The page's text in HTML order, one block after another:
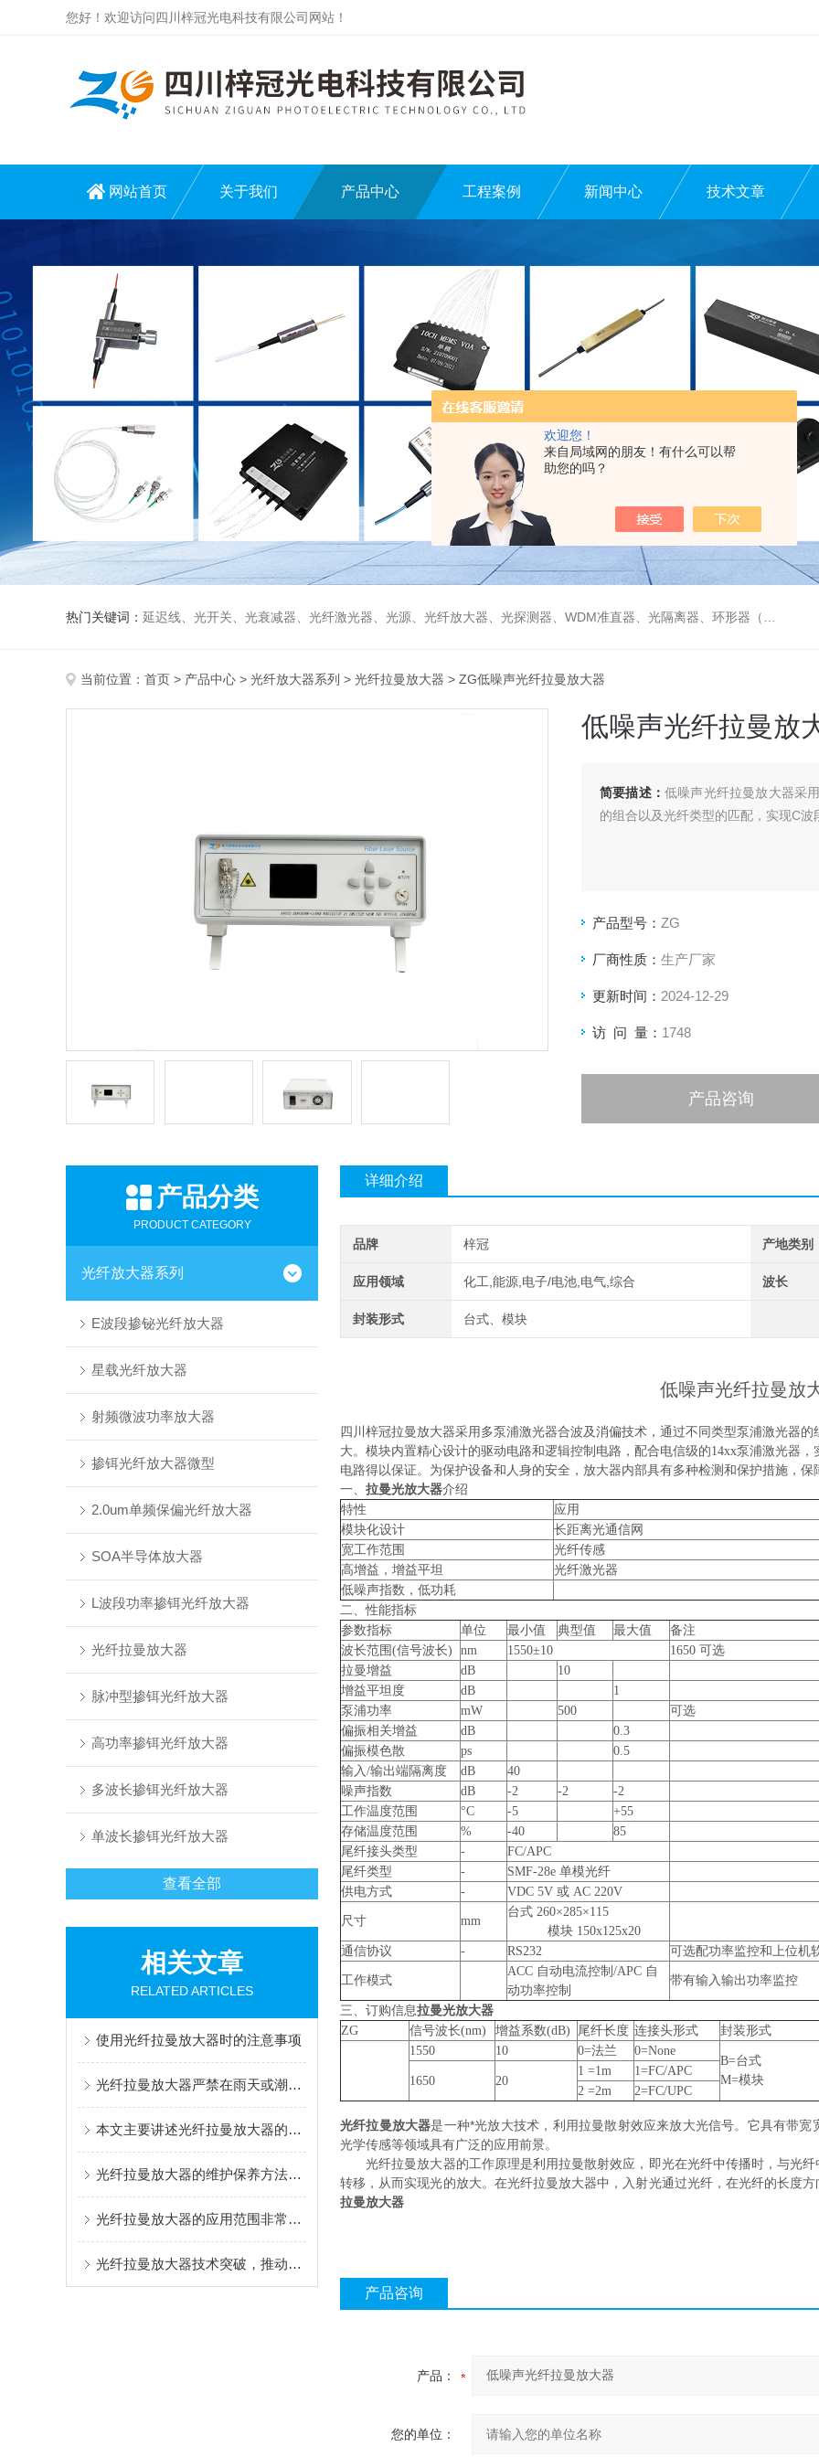
欢迎您！
来自局域网的朋友！有什么可以帮
助您的吗？
您好！欢迎访问四川梓冠光电科技有限公司网站！
网站首页 关于我们 产品中心 工程案例 新闻中心 技术文章
热门关键词： 延迟线、光开关、光衰减器、光纤激光器、光源、光纤放大器、光探测器、WDM准直器、光隔离器、环形器（三端口、四端口）、偏振分束器/合束器、起偏器、耦合器、单纤/双纤准直器、激光准直器、光纤反射镜、光纤旋转器、偏振控制器（三环、挤压式）、光栅、波分复用器（CWDM/DWDM）等
当前位置： 首页 > 产品中心 > 光纤放大器系列 > 光纤拉曼放大器 > ZG低噪声光纤拉曼放大器
低噪声光纤拉曼放
简要描述： 低噪声光纤拉曼放大器采
的组合以及光纤类型的匹配，实现C
产品型号： ZG
厂商性质： 生产厂家
更新时间： 2024-12-29
访 问 量： 1748
产品咨询
产品分类
PRODUCT CATEGORY
光纤放大器系列
E波段掺铋光纤放大器
星载光纤放大器
射频微波功率放大器
掺铒光纤放大器微型
2.0um单频保偏光纤放大器
SOA半导体放大器
L波段功率掺铒光纤放大器
光纤拉曼放大器
脉冲型掺铒光纤放大器
高功率掺铒光纤放大器
多波长掺铒光纤放大器
单波长掺铒光纤放大器
查看全部
相关文章
RELATED ARTICLES
使用光纤拉曼放大器时的注意事项
光纤拉曼放大器严禁在雨天或潮湿环境下拆卸机箱
本文主要讲述光纤拉曼放大器的工作原理及维护建议
光纤拉曼放大器的维护保养方法介绍
光纤拉曼放大器的应用范围非常广泛
光纤拉曼放大器技术突破，推动光通信领域迈向新高度
详细介绍
品牌 梓冠 产地类别
应用领域 化工,能源,电子/电池,电气,综合 波长
封装形式 台式、模块
低噪声光纤拉曼放
四川梓冠拉曼放大器采用多泵浦激光器合波及消偏技术，通过不同类型泵浦激光器
大。模块内置精心设计的驱动电路和逻辑控制电路，配合电信级的14xx泵浦激光器，
电路得以保证。为保护设备和人身的安全，放大器内部具有多种检测和保护措施，
一、 拉曼光放大器介绍
特性
应用
模块化设计
长距离光通信网
宽工作范围
光纤传感
高增益，增益平坦
光纤激光器
低噪声指数，低功耗
二、性能指标
参数指标
单位 最小值 典型值 最大值
备注
波长范围(信号波长)
nm 1550±10
1650 可选
拉曼增益
dB
10
增益平坦度
dB
1
泵浦功率
mW 500
可选
偏振相关增益
dB
0.3
偏振模色散
ps
0.5
输入/输出端隔离度
dB
40
噪声指数
dB -2 -2
-2
工作温度范围
°C -5
+55
存储温度范围
% -40
85
尾纤接头类型
-
FC/APC
尾纤类型
-
SMF-28e 单模光纤
供电方式
- VDC 5V 或 AC 220V
尺寸 mm
台式 260×285×115
模块 150x125x20
通信协议
- RS232 可选配功率监控和上位机
工作模式
ACC 自动电流控制/APC 自
动功率控制
带有输入输出功率监控
三、订购信息拉曼光放大器
ZG
信号波长(nm) 增益系数(dB) 尾纤长度 连接头形式
封装形式
1550
10 0=法兰 0=None
B=台式
M=模块
1650 20
1 =1m
1=FC/APC
2 =2m
2=FC/UPC
光纤拉曼放大器是一种*光放大技术，利用拉曼散射效应来放大光信号。它具有带
光学传感等领域具有广泛的应用前景。
光纤拉曼放大器的工作原理是利用拉曼散射效应，即光在光纤中传播时，与光纤
转移，从而实现光的放大。在光纤拉曼放大器中，入射光通过光纤，在光纤的长度
拉曼放大器
产品咨询
产品：
您的单位：